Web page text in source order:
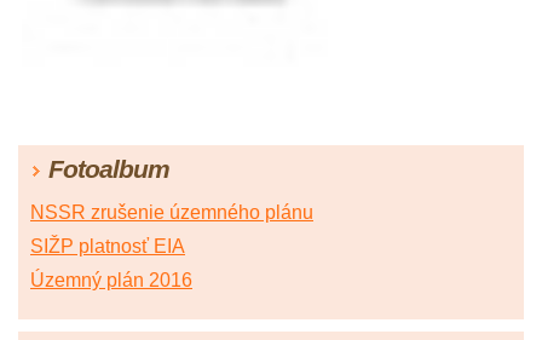
Fotoalbum
NSSR zrušenie územného plánu
SIŽP platnosť EIA
Územný plán 2016